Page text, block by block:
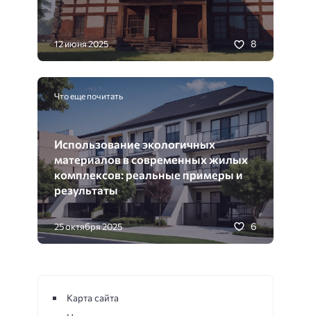
12 июня 2025 8
Что еще почитать
Использование экологичных
материалов в современных жилых
комплексов: реальные примеры и
результаты
25 октября 2025 6
Карта сайта